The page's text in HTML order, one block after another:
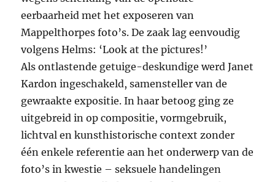
eerbaarheid met het exposeren van
Mappelthorpes foto’s. De zaak lag eenvoudig
volgens Helms: ‘Look at the pictures!’
Als ontlastende getuige-deskundige werd Janet
Kardon ingeschakeld, samensteller van de
gewraakte expositie. In haar betoog ging ze
uitgebreid in op compositie, vormgebruik,
lichtval en kunsthistorische context zonder
één enkele referentie aan het onderwerp van de
foto’s in kwestie – seksuele handelingen